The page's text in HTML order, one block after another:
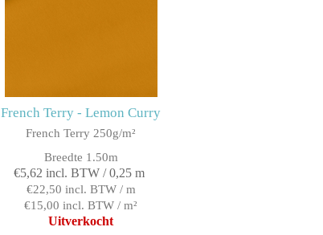
French Terry - Lemon Curry
French Terry 250g/m²
Breedte 1.50m
€5,62 incl. BTW / 0,25 m
€22,50 incl. BTW / m
€15,00 incl. BTW / m²
Uitverkocht